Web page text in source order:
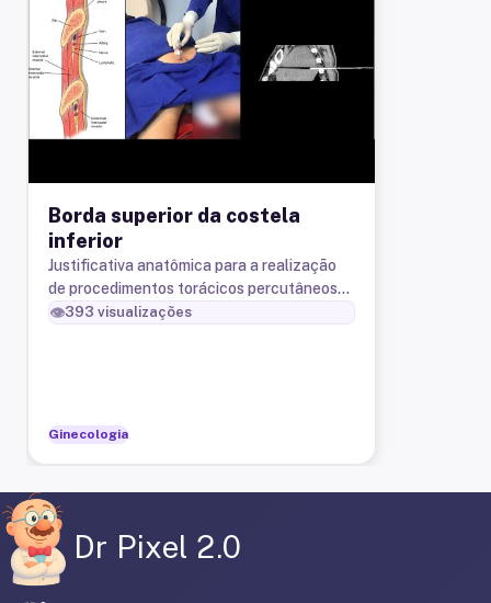
Borda superior da costela
inferior
Justificativa anatômica para a realização
de procedimentos torácicos percutâneos
junto à borda superior da costela inferior.
👁️393 visualizações
Ginecologia
Dr Pixel 2.0